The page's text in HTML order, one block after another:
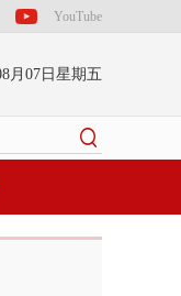
YouTube
月07日星期五